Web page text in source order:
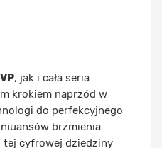
, jak i cała seria
krokiem naprzód w
do perfekcyjnego
brzmienia.
tej cyfrowej dziedziny